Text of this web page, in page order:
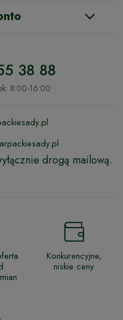
38 88
8:00-16:00
drogą mailową.
Konkurencyjne,
niskie ceny